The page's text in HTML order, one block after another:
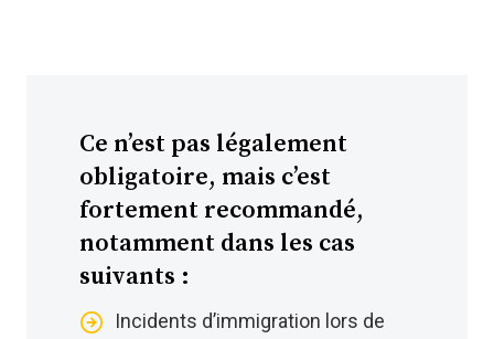
Ce n’est pas légalement
obligatoire, mais c’est
fortement recommandé,
notamment dans les cas
suivants :
Incidents d’immigration lors de